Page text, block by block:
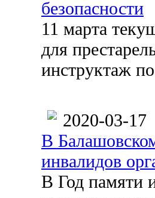
безопасности
11 марта
для
инструктаж
2020-03-17
В
инвалидов
В Год памяти